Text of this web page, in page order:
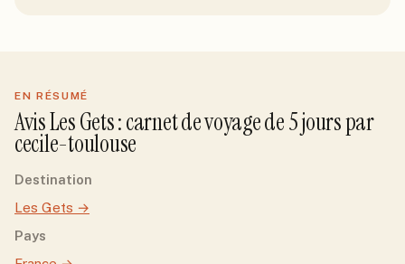
EN RÉSUMÉ
AvisLes Gets: carnet de voyage de5jourspar
cecile-toulouse
Destination
Les Gets →
Pays